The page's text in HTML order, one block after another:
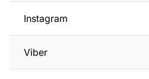
Instagram
Viber